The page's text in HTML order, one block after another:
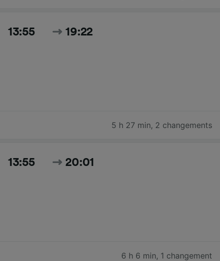
13:55 19:22
5 h 27 min, 2 changements
13:55 20:01
6 h 6 min, 1 changement